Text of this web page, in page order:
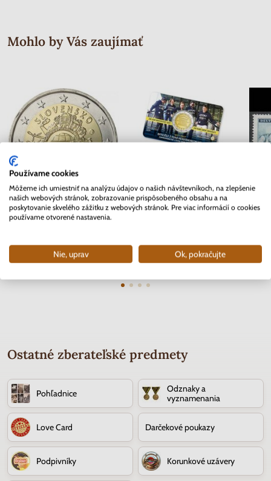
Mohlo by Vás zaujímať
2 EURO Slovensko 2012 - 10.
3.70 €
2 EURO Belgicko 2017 -
10.90 €
Séria
Ostatné zberateľské predmety
Pohľadnice
Odznaky a
vyznamenania
Love Card Darčekové poukazy
Podpivníky Korunkové uzávery
Používame cookies
Môžeme ich umiestniť na analýzu údajov o našich návštevníkoch, na zlepšenie
našich webových stránok, zobrazovanie prispôsobeného obsahu a na
poskytovanie skvelého zážitku z webových stránok. Pre viac informácií o cookies
používame otvorené nastavenia.
Nie, uprav Ok, pokračujte